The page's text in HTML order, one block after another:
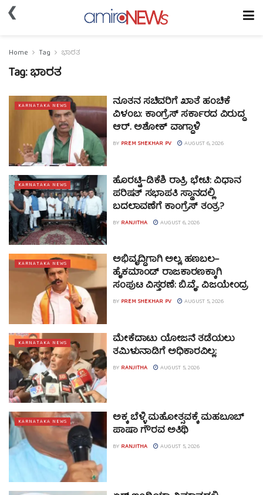
❮
Home Tag ಭಾರತ
Tag:ಭಾರತ
KARNATAKA NEWS ನೂತನ ಸಚಿವರಿಗೆ ಖಾತೆ ಹಂಚಿಕೆ
ವಿಳಂಬ: ಕಾಂಗ್ರೆಸ್ ಸರ್ಕಾರದ ವಿರುದ್ಧ
ಆರ್. ಅಶೋಕ್ ವಾಗ್ದಾಳಿ
BY PREM SHEKHAR PV AUGUST 6, 2026
KARNATAKA NEWS ಹೊರಟ್ಟಿ–ಡಿಕೆಶಿ ರಾತ್ರಿ ಭೇಟಿ: ವಿಧಾನ
ಪರಿಷತ್ ಸಭಾಪತಿ ಸ್ಥಾನದಲ್ಲಿ
ಬದಲಾವಣೆಗೆ ಕಾಂಗ್ರೆಸ್ ತಂತ್ರ?
BY RANJITHA AUGUST 6, 2026
KARNATAKA NEWS ಅಭಿವೃದ್ಧಿಗಾಗಿ ಅಲ್ಲ, ಹಣಬಲ–
ಹೈಕಮಾಂಡ್ ರಾಜಕಾರಣಕ್ಕಾಗಿ
ಸಂಪುಟ ವಿಸ್ತರಣೆ: ಬಿ.ವೈ. ವಿಜಯೇಂದ್ರ
BY PREM SHEKHAR PV AUGUST 5, 2026
KARNATAKA NEWS ಮೇಕೆದಾಟು ಯೋಜನೆ ತಡೆಯಲು
ತಮಿಳುನಾಡಿಗೆ ಅಧಿಕಾರವಿಲ್ಲ:
BY RANJITHA AUGUST 5, 2026
KARNATAKA NEWS ಅಕ್ಕ ಬೆಳ್ಳಿ ಮಹೋತ್ಸವಕ್ಕೆ ಮಹಬೂಬ್
ಪಾಷಾ ಗೌರವ ಅತಿಥಿ
BY RANJITHA AUGUST 5, 2026